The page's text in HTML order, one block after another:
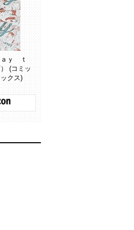
ｙ ｔ
(コミッ
クス)